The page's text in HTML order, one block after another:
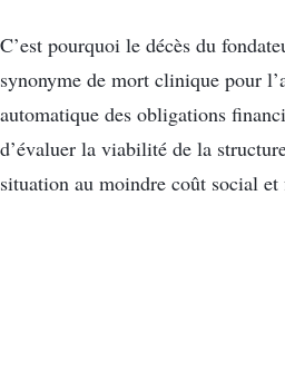
C’est pourquoi le décès du
synonyme de mort clinique pour
automatique des obligations
d’évaluer la viabilité de la
situation au moindre coût social et